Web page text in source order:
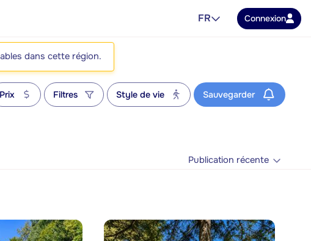
FR Connexion
dans cette région.
Prix Filtres Style de vie Sauvegarder
Publication récente